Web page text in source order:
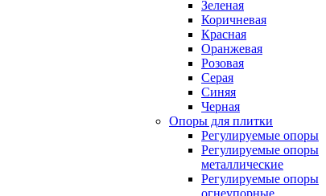
Зеленая
Коричневая
Красная
Оранжевая
Розовая
Серая
Синяя
Черная
Опоры для плитки
Регулируемые опоры
Регулируемые опоры
металлические
Регулируемые опоры
огнеупорные